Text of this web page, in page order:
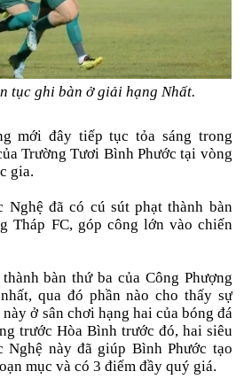
tục ghi bàn ở giải hạng Nhất.
mới đây tiếp tục tỏa sáng trong
Trường Tươi Bình Phước tại vòng
gia.
Nghệ đã có cú sút phạt thành bàn
Tháp FC, góp công lớn vào chiến
bàn thứ ba của Công Phượng
qua đó phần nào cho thấy sự
ở sân chơi hạng hai của bóng đá
trước Hòa Bình trước đó, hai siêu
Nghệ này đã giúp Bình Phước tạo
mục và có 3 điểm đầy quý giá.